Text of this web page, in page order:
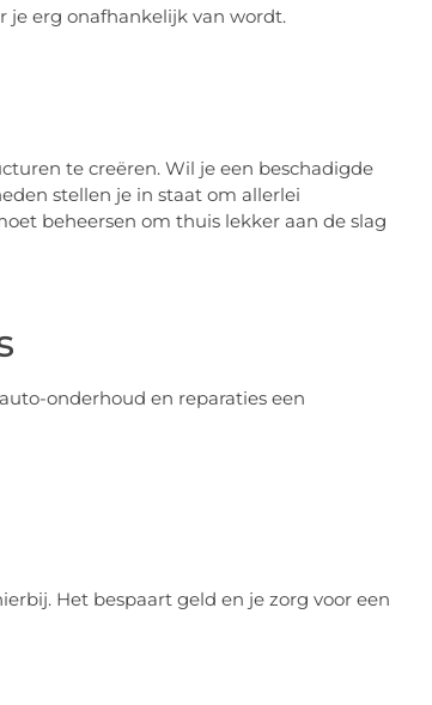
je erg onafhankelijk van wordt.
te creëren. Wil je een beschadigde
stellen je in staat om allerlei
beheersen om thuis lekker aan de slag
onderhoud en reparaties een
Het bespaart geld en je zorg voor een